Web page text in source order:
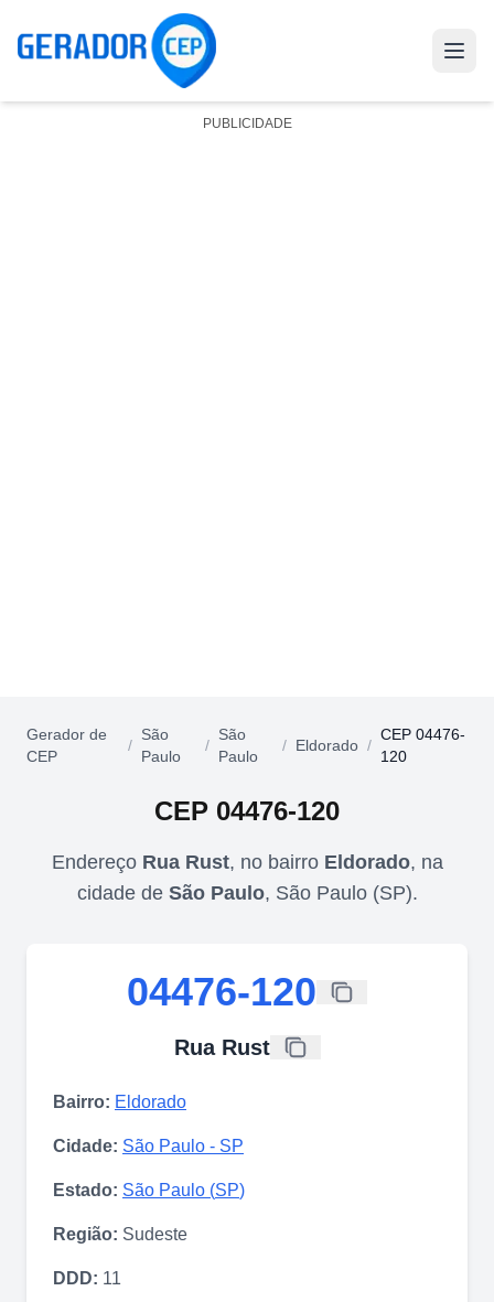
PUBLICIDADE
Gerador de
CEP
/
São
Paulo
/
São
Paulo
/ Eldorado /
CEP 04476-
120
CEP 04476-120
Endereço Rua Rust, no bairro Eldorado, na
cidade de São Paulo, São Paulo(SP).
04476-120
Rua Rust
Bairro: Eldorado
Cidade: São Paulo - SP
Estado: São Paulo (SP)
Região: Sudeste
DDD: 11